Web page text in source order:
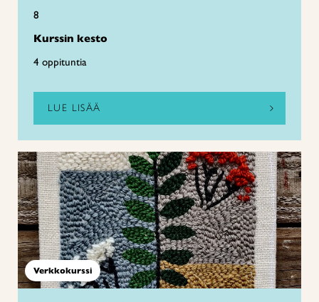
8
Kurssin kesto
4 oppituntia
LUE LISÄÄ
Verkkokurssi